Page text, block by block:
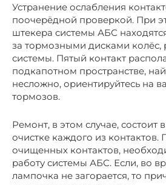
Устранение ослабления
поочерёдной проверкой. При
штекера системы АБС
за тормозными дисками колёс,
системы. Пятый контакт
подкапотном пространстве,
несложно, ориентируйтесь на
тормозов.
Ремонт, в этом случае, состоит
очистке каждого из
очищенных контактов,
работу системы АБС. Если, во
лампочка не загорается, то